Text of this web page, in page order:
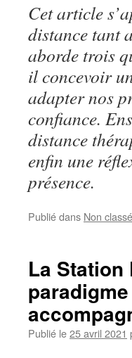
Cet article
distance tant
aborde trois
il concevoir
adapter nos
confiance.
distance
enfin une
présence.
Publié dans Non classé
La Station
Publié le25 avril 2021